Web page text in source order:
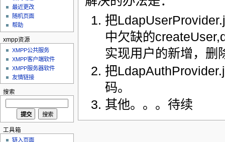
把
中欠缺的
实现用户的新增，删
把
码。
其他。。。待续
最近更改
随机页面
帮助
xmpp资源
XMPP公共服务
XMPP客户端软件
XMPP服务器软件
友情链接
搜索
工具箱
链入页面